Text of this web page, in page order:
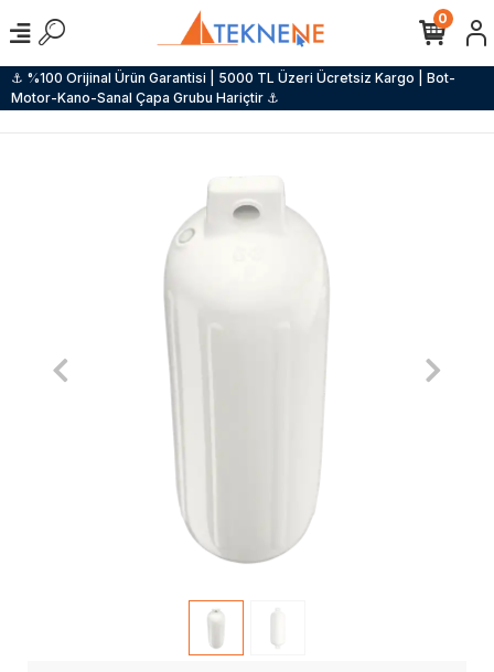
⚓ %100 Orijinal Ürün Garantisi | 5000 TL Üzeri Ücretsiz Kargo | Bot-
Motor-Kano-Sanal Çapa Grubu Hariçtir ⚓
0